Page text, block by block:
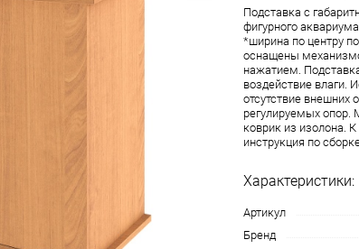
Подставка с
фигурного аквариума.
*ширина по центру
оснащены
нажатием.
воздействие влаги.
отсутствие внешних
регулируемых опор.
коврик из изолона.
инструкция по
Характеристики:
Артикул
Бренд